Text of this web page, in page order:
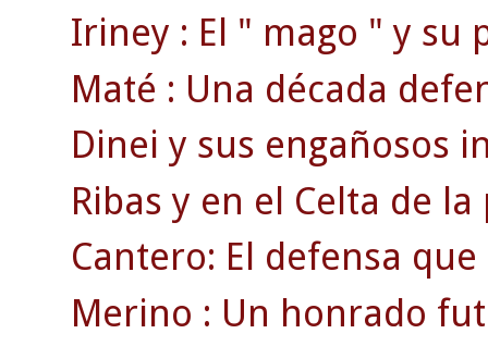
Iriney : El " mago " y su
Maté : Una década
Dinei y sus engañosos
Ribas y en el Celta de
Cantero: El defensa
Merino : Un honrado